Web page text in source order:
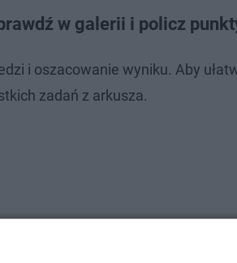
w galerii i policz
i oszacowanie wyniku. Aby
zadań z arkusza.